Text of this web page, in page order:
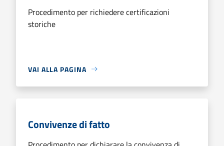
Procedimento per richiedere certificazioni
storiche
VAI ALLA PAGINA
Convivenze di fatto